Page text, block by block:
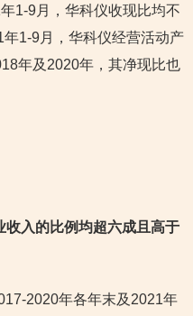
1-9月，华科仪收现比均不
1-9月，华科仪经营活动产
年及2020年，其净现比也
收入的比例均超六成 且高于
2020年各年末及2021年